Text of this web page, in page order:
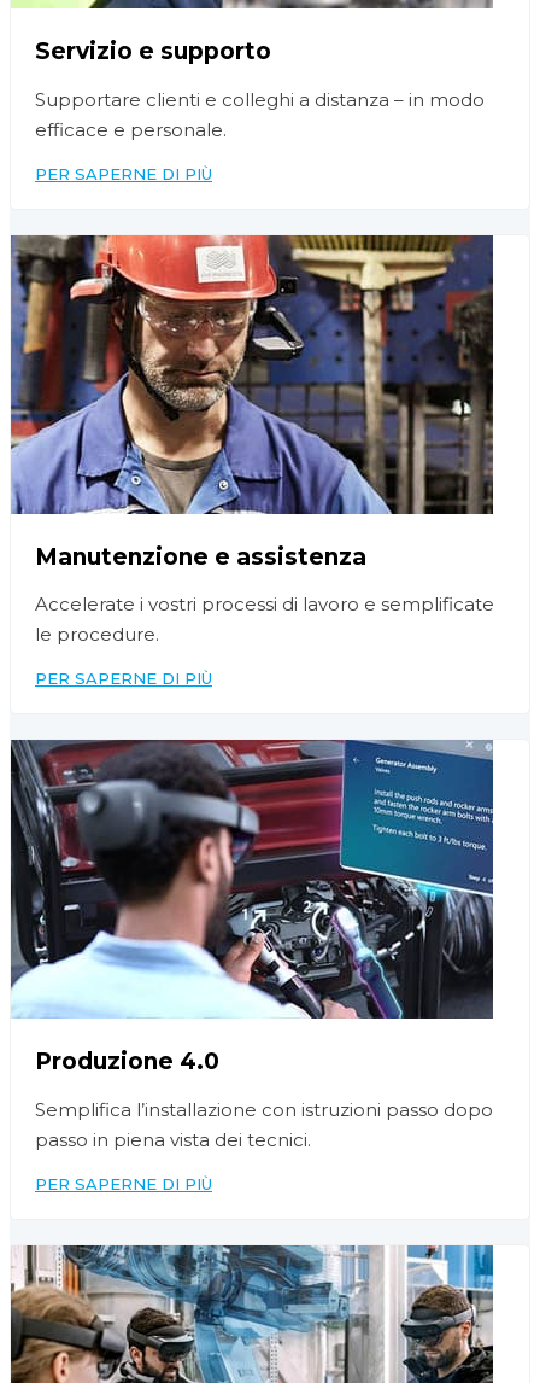
Servizio e supporto
Supportare clienti e colleghi a distanza – in modo
efficace e personale.
PER SAPERNE DI PIÙ
Manutenzione e assistenza
Accelerate i vostri processi di lavoro e semplificate
le procedure.
PER SAPERNE DI PIÙ
Produzione 4.0
Semplifica l’installazione con istruzioni passo dopo
passo in piena vista dei tecnici.
PER SAPERNE DI PIÙ